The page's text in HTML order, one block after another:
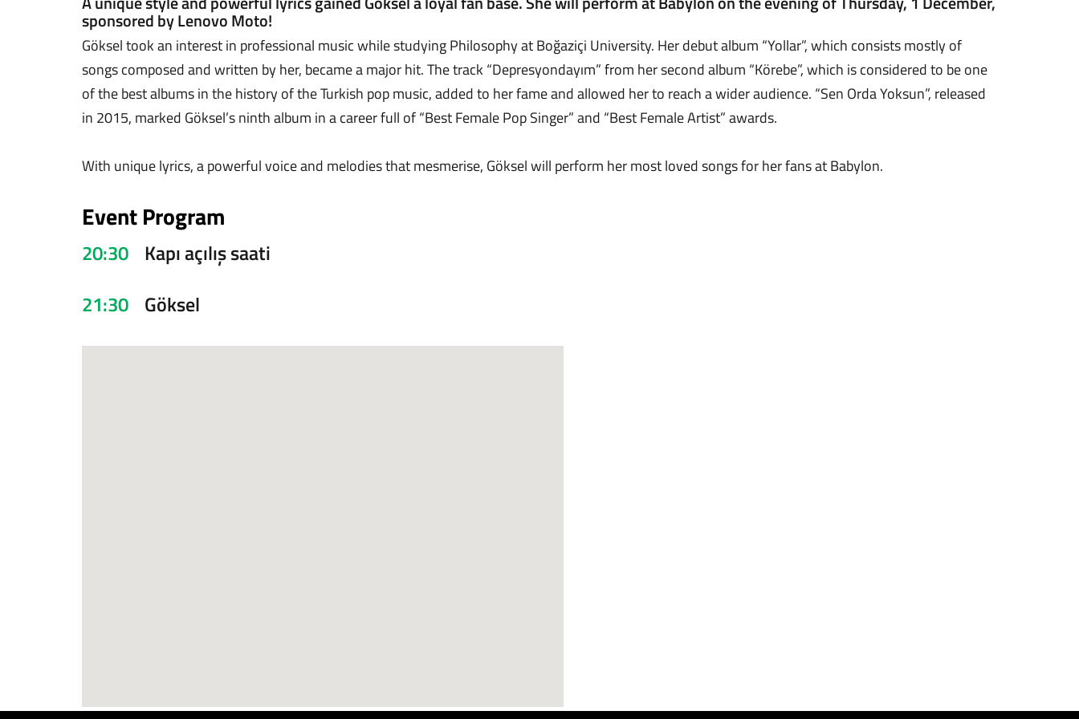
sponsored by Lenovo Moto!
Göksel took an interest in professional music while studying Philosophy at Boğaziçi University. Her debut album “Yollar”, which consists mostly of
songs composed and written by her, became a major hit. The track “Depresyondayım” from her second album “Körebe”, which is considered to be one
of the best albums in the history of the Turkish pop music, added to her fame and allowed her to reach a wider audience. “Sen Orda Yoksun”, released
in 2015, marked Göksel’s ninth album in a career full of “Best Female Pop Singer” and “Best Female Artist” awards.
With unique lyrics, a powerful voice and melodies that mesmerise, Göksel will perform her most loved songs for her fans at Babylon.
Event Program
20:30 Kapı açılış saati
21:30 Göksel